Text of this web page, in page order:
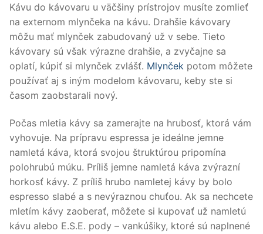
Kávu do kávovaru u väčšiny prístrojov musíte zomlieť
na externom mlynčeka na kávu. Drahšie kávovary
môžu mať mlynček zabudovaný už v sebe. Tieto
kávovary sú však výrazne drahšie, a zvyčajne sa
oplatí, kúpiť si mlynček zvlášť. Mlynček potom môžete
používať aj s iným modelom kávovaru, keby ste si
časom zaobstarali nový.
Počas mletia kávy sa zamerajte na hrubosť, ktorá vám
vyhovuje. Na prípravu espressa je ideálne jemne
namletá káva, ktorá svojou štruktúrou pripomína
polohrubú múku. Príliš jemne namletá káva zvýrazní
horkosť kávy. Z príliš hrubo namletej kávy by bolo
espresso slabé a s nevýraznou chuťou. Ak sa nechcete
mletím kávy zaoberať, môžete si kupovať už namletú
kávu alebo E.S.E. pody – vankúšiky, ktoré sú naplnené